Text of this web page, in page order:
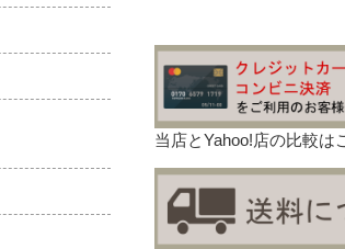
当店とYahoo!店の比較は